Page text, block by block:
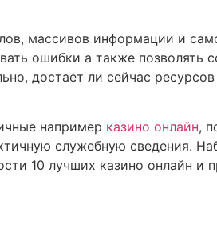
массивов информации и
ошибки а также позволять
достает ли сейчас
например казино онлайн,
служебную сведения.
10 лучших казино онлайн и